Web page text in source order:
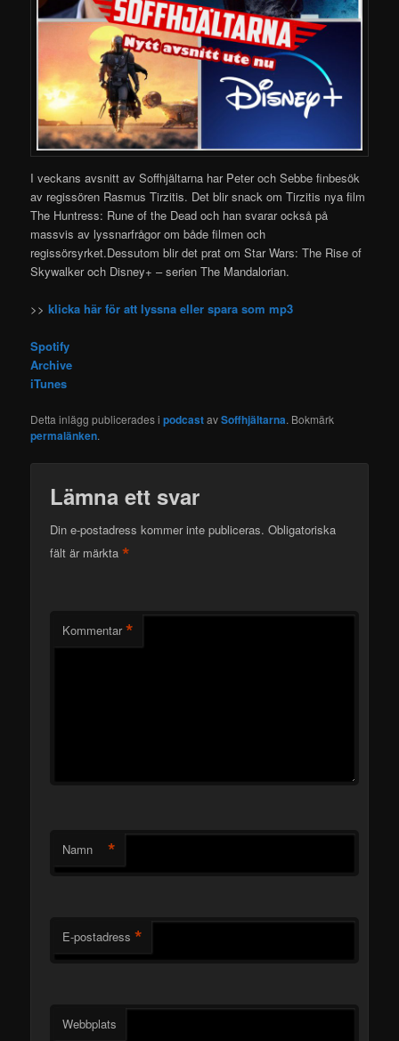
I veckans avsnitt av Soffhjältarna har Peter och Sebbe finbesök
av regissören Rasmus Tirzitis. Det blir snack om Tirzitis nya film
The Huntress: Rune of the Dead och han svarar också på
massvis av lyssnarfrågor om både filmen och
regissörsyrket.Dessutom blir det prat om Star Wars: The Rise of
Skywalker och Disney+ – serien The Mandalorian.
>> klicka här för att lyssna eller spara som mp3
Spotify
Archive
iTunes
Detta inlägg publicerades ipodcastavSoffhjältarna. Bokmärk
permalänken.
Lämna ett svar
Din e-postadress kommer inte publiceras. Obligatoriska
fält är märkta*
Kommentar *
Namn *
E-postadress *
Webbplats